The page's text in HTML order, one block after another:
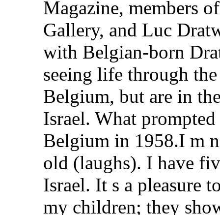
Magazine, members
Gallery, and Luc
with Belgian-born
seeing life through
Belgium, but are in
Israel. What
Belgium in 1958.I m
old (laughs). I have
Israel. It s a pleasure
my children; they